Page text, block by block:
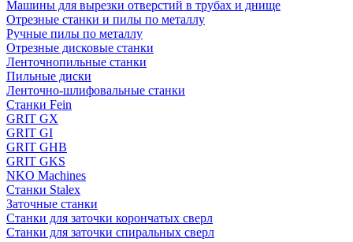
Машины для вырезки отверстий в трубах и днище
Отрезные станки и пилы по металлу
Ручные пилы по металлу
Отрезные дисковые станки
Ленточнопильные станки
Пильные диски
Ленточно-шлифовальные станки
Станки Fein
GRIT GX
GRIT GI
GRIT GHB
GRIT GKS
NKO Machines
Станки Stalex
Заточные станки
Станки для заточки корончатых сверл
Станки для заточки спиральных сверл